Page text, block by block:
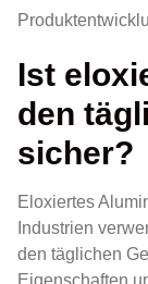
Ist
den
sicher?
Eloxiertes
Industrien
den täglichen
Eigenschaften